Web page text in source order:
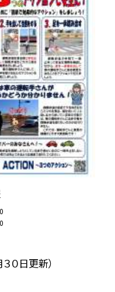
３０日更新）